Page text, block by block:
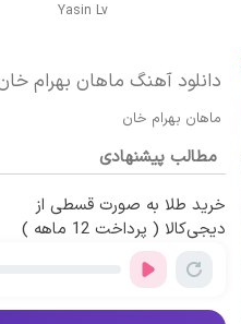
Yasin Lv
دانلود آهنگ ماهان بهرام
ماهان بهرام خان
مطالب پیشنهادی
خرید طلا به صورت قسطی از
دیجی‌کالا ( پرداخت 12 ماهه )